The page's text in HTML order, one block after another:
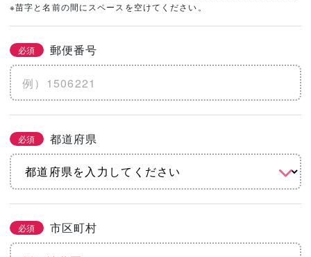
※苗字と名前の間にスペースを空けてください。
必須 郵便番号
必須 都道府県
必須 市区町村